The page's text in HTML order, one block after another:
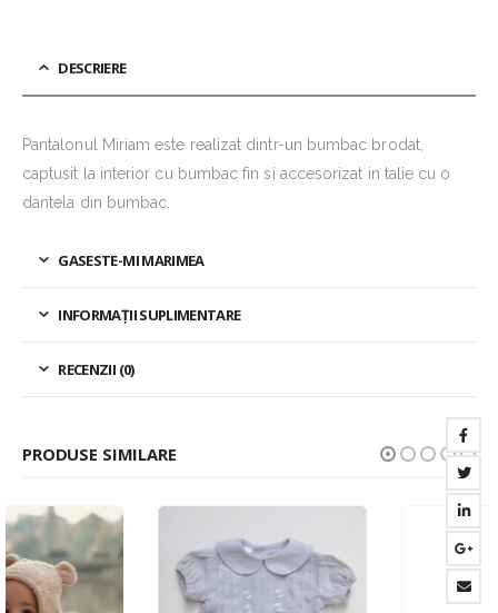
DESCRIERE
Pantalonul Miriam este realizat dintr-un bumbac brodat,
captusit la interior cu bumbac fin si accesorizat in talie cu o
dantela din bumbac.
GASESTE-MI MARIMEA
INFORMAȚII SUPLIMENTARE
RECENZII (0)
PRODUSE SIMILARE